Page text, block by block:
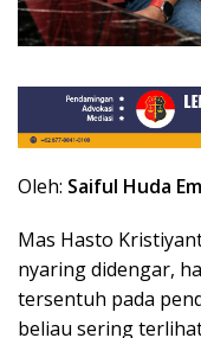
Oleh: Saiful Huda
Mas Hasto
nyaring didengar,
tersentuh pada
beliau sering